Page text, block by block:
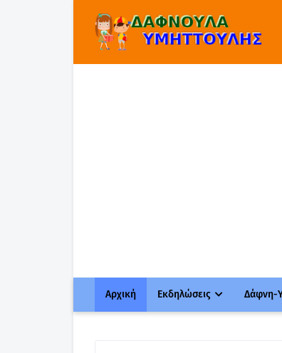
Αρχική Εκδηλώσεις Δάφνη-